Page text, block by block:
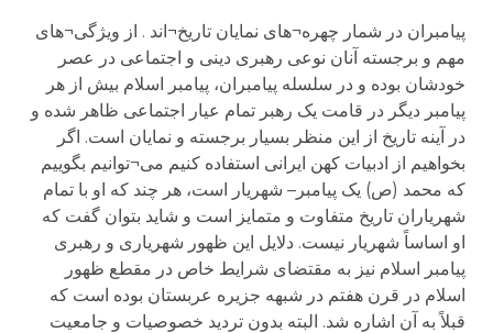
پیامبران در شمار چهره¬های نمایان تاریخ¬اند . از ویژگی¬های
مهم و برجسته آنان نوعی رهبری دینی و اجتماعی در عصر
خودشان بوده و در سلسله پیامبران، پیامبر اسلام بیش از هر
پیامبر دیگر در قامت یک رهبر تمام عیار اجتماعی ظاهر شده و
در آینه تاریخ از این منظر بسیار برجسته و نمایان است. اگر
بخواهیم از ادبیات کهن ایرانی استفاده کنیم می¬توانیم بگوییم
که محمد (ص) یک پیامبر– شهریار است، هر چند که او با تمام
شهریاران تاریخ متفاوت و متمایز است و شاید بتوان گفت که
او اساساً شهریار نیست. دلایل این ظهور شهریاری و رهبری
پیامبر اسلام نیز به مقتضای شرایط خاص در مقطع ظهور
اسلام در قرن هفتم در شبهه جزیره عربستان بوده است که
قبلاً به آن اشاره شد. البته بدون تردید خصوصیات و جامعیت